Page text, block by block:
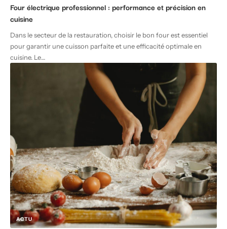
Four électrique professionnel : performance et précision en
cuisine
Dans le secteur de la restauration, choisir le bon four est essentiel
pour garantir une cuisson parfaite et une efficacité optimale en
cuisine. Le…
ACTU